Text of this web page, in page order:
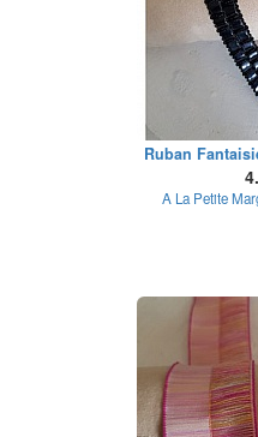
Ruban
A La Petite